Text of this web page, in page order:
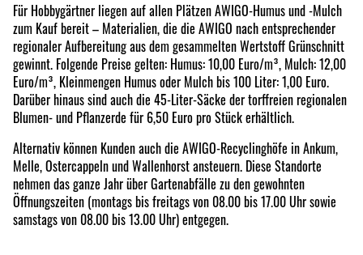
Für Hobbygärtner liegen auf allen Plätzen AWIGO-Humus und -Mulch
zum Kauf bereit – Materialien, die die AWIGO nach entsprechender
regionaler Aufbereitung aus dem gesammelten Wertstoff Grünschnitt
gewinnt. Folgende Preise gelten: Humus: 10,00 Euro/m³, Mulch: 12,00
Euro/m³, Kleinmengen Humus oder Mulch bis 100 Liter: 1,00 Euro.
Darüber hinaus sind auch die 45-Liter-Säcke der torffreien regionalen
Blumen- und Pflanzerde für 6,50 Euro pro Stück erhältlich.
Alternativ können Kunden auch die AWIGO-Recyclinghöfe in Ankum,
Melle, Ostercappeln und Wallenhorst ansteuern. Diese Standorte
nehmen das ganze Jahr über Gartenabfälle zu den gewohnten
Öffnungszeiten (montags bis freitags von 08.00 bis 17.00 Uhr sowie
samstags von 08.00 bis 13.00 Uhr) entgegen.